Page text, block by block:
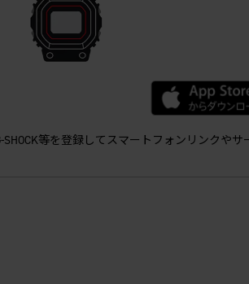
SHOCK等を登録してスマートフォンリンクやサ